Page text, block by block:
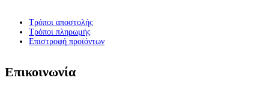
Τρόποι αποστολής
Τρόποι πληρωμής
Επιστροφή προϊόντων
Επικοινωνία